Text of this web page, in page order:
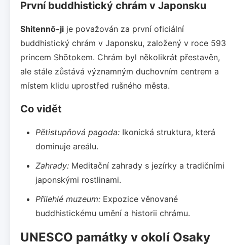
První buddhistický chrám v Japonsku
Shitennō-ji je považován za první oficiální
buddhistický chrám v Japonsku, založený v roce 593
princem Shōtokem. Chrám byl několikrát přestavěn,
ale stále zůstává významným duchovním centrem a
místem klidu uprostřed rušného města.
Co vidět
Pětistupňová pagoda: Ikonická struktura, která
dominuje areálu.
Zahrady: Meditační zahrady s jezírky a tradičními
japonskými rostlinami.
Přilehlé muzeum: Expozice věnované
buddhistickému umění a historii chrámu.
UNESCO památky v okolí Osaky